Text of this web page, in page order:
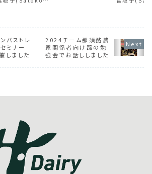
社チーム那須さ
西カナダでの粗飼
生産と日本での
与試験」というテ
マで登壇しまし
。
なる発展のお手伝
おりますので、お気
軽にお問い合わせ
ください。Dairy
Compass 代...
の主催として
&28日の2
たって開催
ーニング、
が無事終了
パストレ
ミナー
しました
2024チーム那須酪農
家関係者向け蹄の勉
強会でお話ししました